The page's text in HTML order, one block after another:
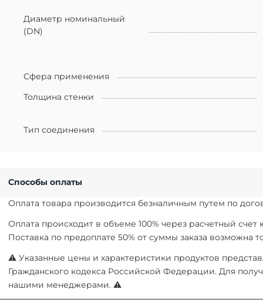
Диаметр номинальный
(DN)
Сфера применения
Толщина стенки
Тип соединения
Способы оплаты
Оплата товара производится безналичным путем по
Оплата происходит в объеме 100% через расчетный
Поставка по предоплате 50% от суммы заказа
⚠ Указанные цены и характеристики продуктов
Гражданского кодекса Российской Федерации. Для
нашими менеджерами. ⚠